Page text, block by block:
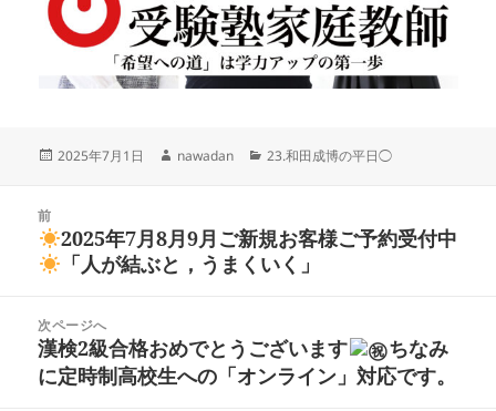
投
2025年7月1日
作
nawadan
カ
ー
23.和田成博の平日◯
前
前
の
稿:
2025年7月8月9月ご新規お客様ご予約受付中
「人が結ぶと，うまくいく」
次ページへ
次
の
漢検2級合格おめでとうございます
ちなみ
に定時制高校生への「オンライン」対応です。